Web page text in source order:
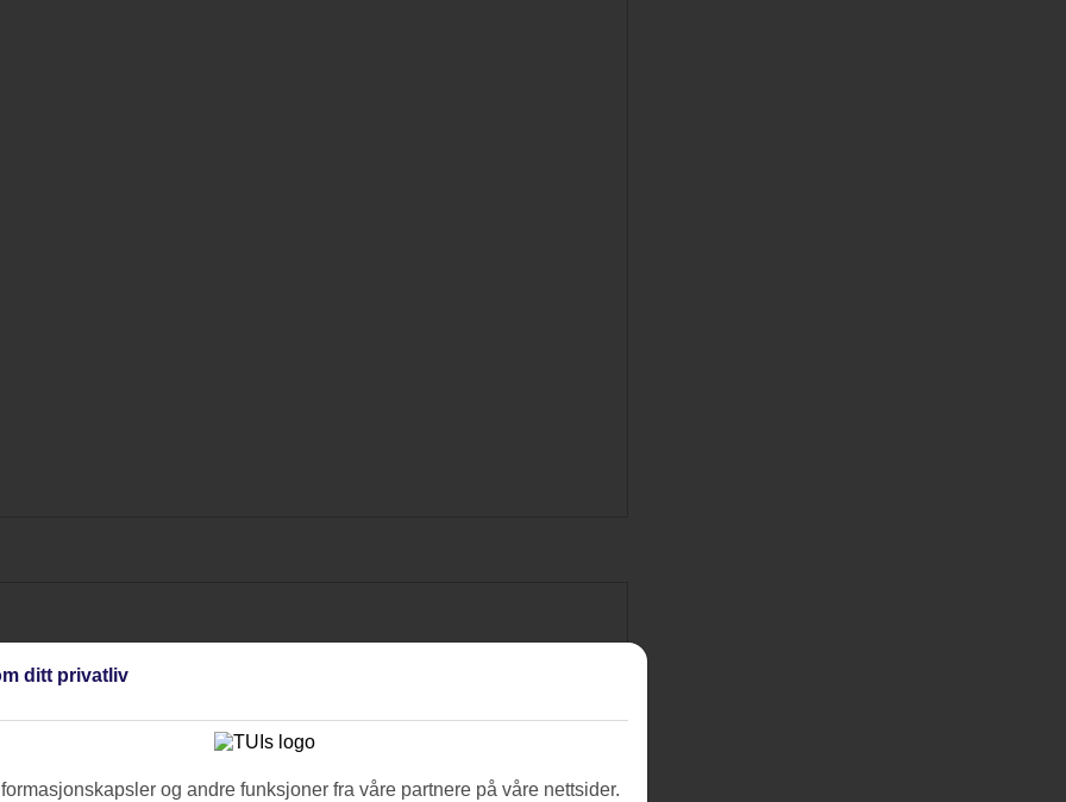
ditt privatliv
og andre funksjoner fra våre partnere på våre nettsider.